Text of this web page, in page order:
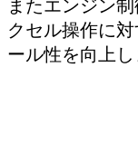
またエンジン
クセル操作に
ール性を向上し